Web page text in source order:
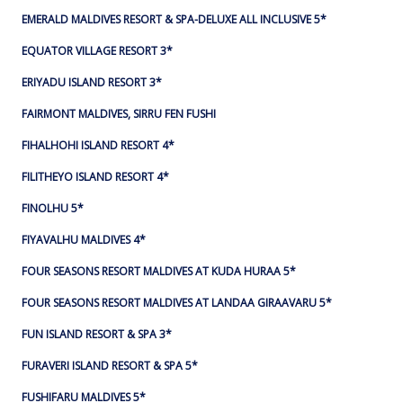
EMERALD MALDIVES RESORT & SPA-DELUXE ALL INCLUSIVE 5*
EQUATOR VILLAGE RESORT 3*
ERIYADU ISLAND RESORT 3*
FAIRMONT MALDIVES, SIRRU FEN FUSHI
FIHALHOHI ISLAND RESORT 4*
FILITHEYO ISLAND RESORT 4*
FINOLHU 5*
FIYAVALHU MALDIVES 4*
FOUR SEASONS RESORT MALDIVES AT KUDA HURAA 5*
FOUR SEASONS RESORT MALDIVES AT LANDAA GIRAAVARU 5*
FUN ISLAND RESORT & SPA 3*
FURAVERI ISLAND RESORT & SPA 5*
FUSHIFARU MALDIVES 5*